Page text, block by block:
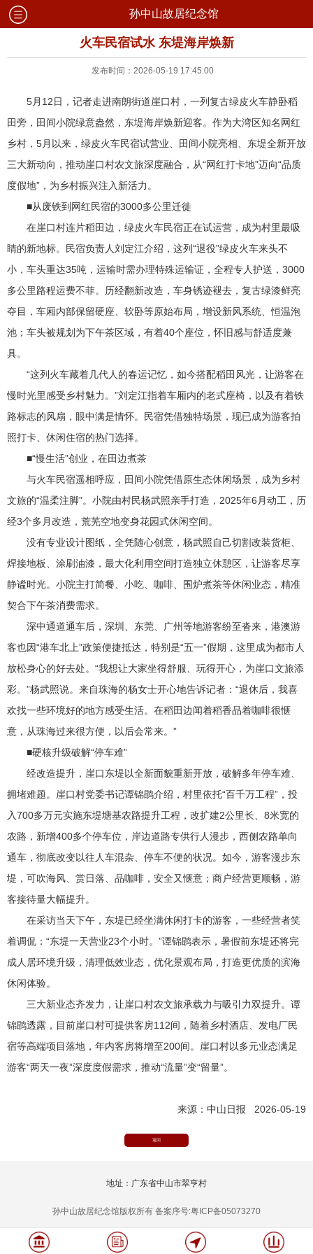
孙中山故居纪念馆
火车民宿试水 东堤海岸焕新
发布时间：2026-05-19 17:45:00
5月12日，记者走进南朗街道崖口村，一列复古绿皮火车静卧稻
田旁，田间小院绿意盎然，东堤海岸焕新迎客。作为大湾区知名网红
乡村，5月以来，绿皮火车民宿试营业、田间小院亮相、东堤全新开放
三大新动向，推动崖口村农文旅深度融合，从“网红打卡地”迈向“品质
度假地”，为乡村振兴注入新活力。
■从废铁到网红民宿的3000多公里迁徙
在崖口村连片稻田边，绿皮火车民宿正在试运营，成为村里最吸
睛的新地标。民宿负责人刘定江介绍，这列“退役”绿皮火车来头不
小，车头重达35吨，运输时需办理特殊运输证，全程专人护送，3000
多公里路程运费不菲。历经翻新改造，车身锈迹褪去，复古绿漆鲜亮
夺目，车厢内部保留硬座、软卧等原始布局，增设新风系统、恒温泡
池；车头被规划为下午茶区域，有着40个座位，怀旧感与舒适度兼
具。
“这列火车藏着几代人的春运记忆，如今搭配稻田风光，让游客在
慢时光里感受乡村魅力。”刘定江指着车厢内的老式座椅，以及有着铁
路标志的风扇，眼中满是情怀。民宿凭借独特场景，现已成为游客拍
照打卡、休闲住宿的热门选择。
■“慢生活”创业，在田边煮茶
与火车民宿遥相呼应，田间小院凭借原生态休闲场景，成为乡村
文旅的“温柔注脚”。小院由村民杨武照亲手打造，2025年6月动工，历
经3个多月改造，荒芜空地变身花园式休闲空间。
没有专业设计图纸，全凭随心创意，杨武照自己切割改装货柜、
焊接地板、涂刷油漆，最大化利用空间打造独立休憩区，让游客尽享
静谧时光。小院主打简餐、小吃、咖啡、围炉煮茶等休闲业态，精准
契合下午茶消费需求。
深中通道通车后，深圳、东莞、广州等地游客纷至沓来，港澳游
客也因“港车北上”政策便捷抵达，特别是“五一”假期，这里成为都市人
放松身心的好去处。“我想让大家坐得舒服、玩得开心，为崖口文旅添
彩。”杨武照说。来自珠海的杨女士开心地告诉记者：“退休后，我喜
欢找一些环境好的地方感受生活。在稻田边闻着稻香品着咖啡很惬
意，从珠海过来很方便，以后会常来。”
■硬核升级破解“停车难”
经改造提升，崖口东堤以全新面貌重新开放，破解多年停车难、
拥堵难题。崖口村党委书记谭锦鹍介绍，村里依托“百千万工程”，投
入700多万元实施东堤塘基农路提升工程，改扩建2公里长、8米宽的
农路，新增400多个停车位，岸边道路专供行人漫步，西侧农路单向
通车，彻底改变以往人车混杂、停车不便的状况。如今，游客漫步东
堤，可吹海风、赏日落、品咖啡，安全又惬意；商户经营更顺畅，游
客接待量大幅提升。
在采访当天下午，东堤已经坐满休闲打卡的游客，一些经营者笑
着调侃：“东堤一天营业23个小时。”谭锦鹍表示，暑假前东堤还将完
成人居环境升级，清理低效业态，优化景观布局，打造更优质的滨海
休闲体验。
三大新业态齐发力，让崖口村农文旅承载力与吸引力双提升。谭
锦鹍透露，目前崖口村可提供客房112间，随着乡村酒店、发电厂民
宿等高端项目落地，年内客房将增至200间。崖口村以多元业态满足
游客“两天一夜”深度度假需求，推动“流量”变“留量”。
来源：中山日报 2026-05-19
返回
地址：广东省中山市翠亨村
孙中山故居纪念馆版权所有 备案序号:粤ICP备05073270